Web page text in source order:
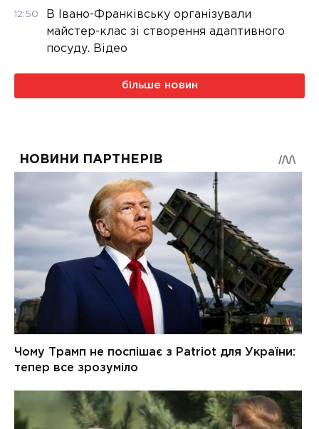
12:50
В Івано-Франківську організували
майстер-клас зі створення адаптивного
посуду. Відео
більше новин